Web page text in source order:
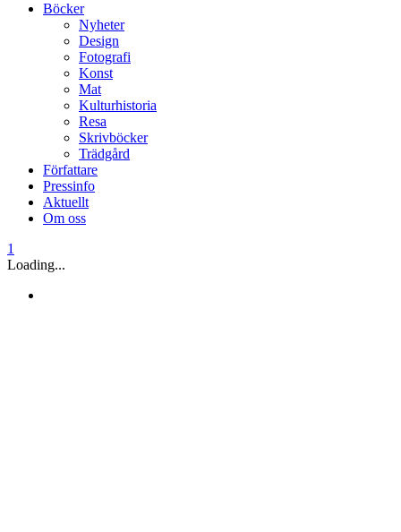
Böcker
Nyheter
Design
Fotografi
Konst
Mat
Kulturhistoria
Resa
Skrivböcker
Trädgård
Författare
Pressinfo
Aktuellt
Om oss
1
Loading...